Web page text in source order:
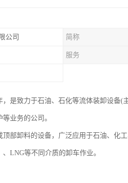
公司 简称
服务
是致力于石油、石化等流体装卸设备(
业务的公司。
部卸料的设备，广泛应用于石油、化
LNG等不同介质的卸车作业。